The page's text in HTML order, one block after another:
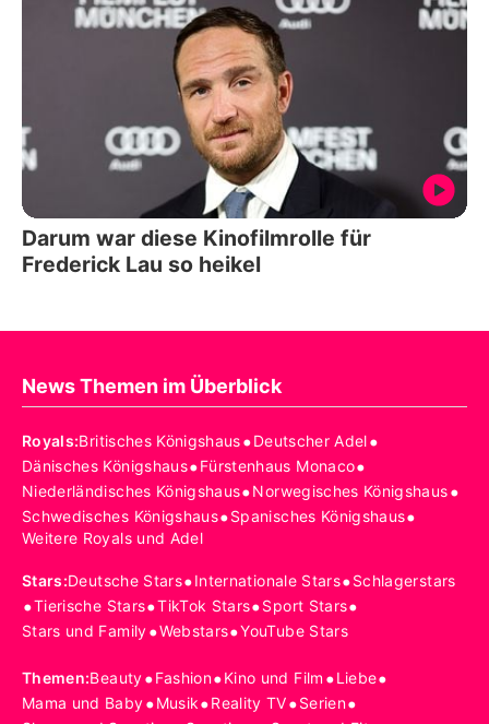
Darum war diese Kinofilmrolle für
Frederick Lau so heikel
News Themen im Überblick
Royals:Britisches Königshaus•Deutscher Adel•
Dänisches Königshaus•Fürstenhaus Monaco•
Niederländisches Königshaus•Norwegisches Königshaus•
Schwedisches Königshaus•Spanisches Königshaus•
Weitere Royals und Adel
Stars:Deutsche Stars•Internationale Stars•Schlagerstars
•Tierische Stars•TikTok Stars•Sport Stars•
Stars und Family•Webstars•YouTube Stars
Themen:Beauty•Fashion•Kino und Film •Liebe•
Mama und Baby•Musik•Reality TV•Serien•